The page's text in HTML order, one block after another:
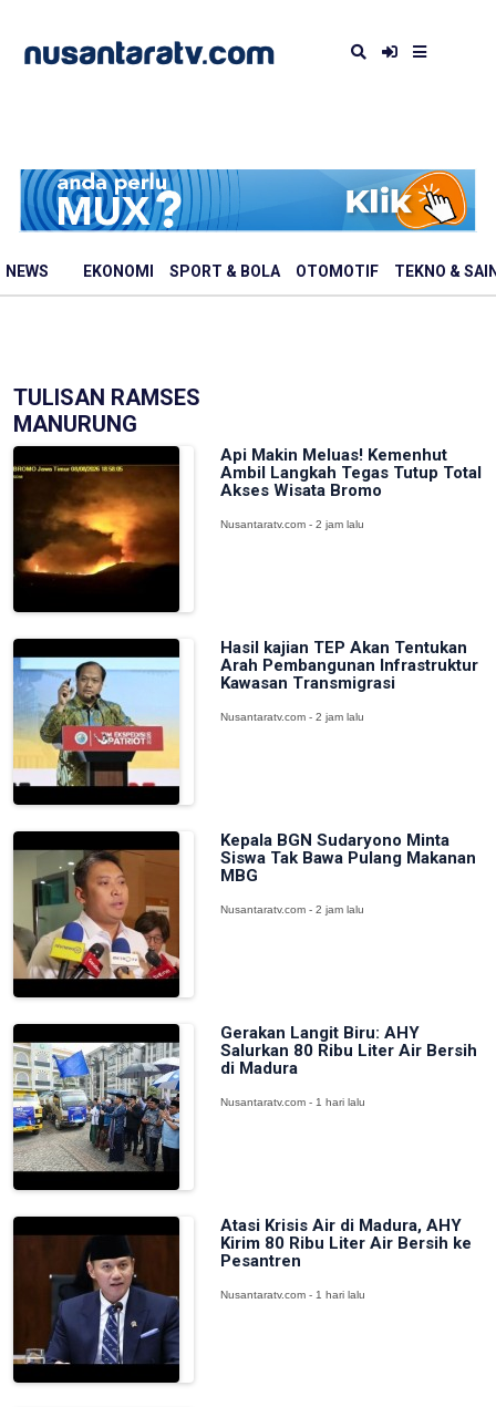
NEWS EKONOMI SPORT & BOLA OTOMOTIF TEKNO &
TULISAN RAMSES
MANURUNG
Api Makin Meluas! Kemenhut
Ambil Langkah Tegas Tutup Total
Akses Wisata Bromo
Nusantaratv.com - 2 jam lalu
Hasil kajian TEP Akan Tentukan
Arah Pembangunan Infrastruktur
Kawasan Transmigrasi
Nusantaratv.com - 2 jam lalu
Kepala BGN Sudaryono Minta
Siswa Tak Bawa Pulang Makanan
MBG
Nusantaratv.com - 2 jam lalu
Gerakan Langit Biru: AHY
Salurkan 80 Ribu Liter Air Bersih
di Madura
Nusantaratv.com - 1 hari lalu
Atasi Krisis Air di Madura, AHY
Kirim 80 Ribu Liter Air Bersih ke
Pesantren
Nusantaratv.com - 1 hari lalu